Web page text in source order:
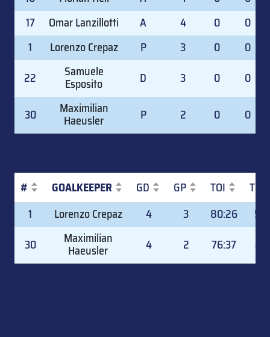
17
Omar Lanzillotti A 4 0
0
1
Lorenzo Crepaz P 3 0
0
22
Samuele
Esposito D 3 0 0
30 Maximilian
Haeusler P 2 0 0
# GOALKEEPER GD GP TOI
GOALKEEPER GD GP TOI
1 Lorenzo Crepaz 4 3 80:26
30
Maximilian
Haeusler 4 2 76:37